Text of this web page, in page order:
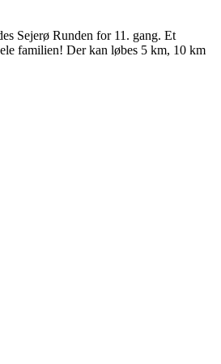
Sejerø Runden for 11. gang. Et
familien! Der kan løbes 5 km, 10 km